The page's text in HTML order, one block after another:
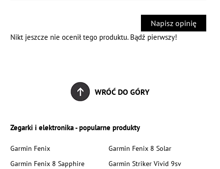
Napisz opinię
Nikt jeszcze nie ocenił tego produktu. Bądź pierwszy!
WRÓĆ DO GÓRY
Zegarki i elektronika - popularne produkty
Garmin Fenix
Garmin Fenix 8 Solar
Garmin Fenix 8 Sapphire
Garmin Striker Vivid 9sv